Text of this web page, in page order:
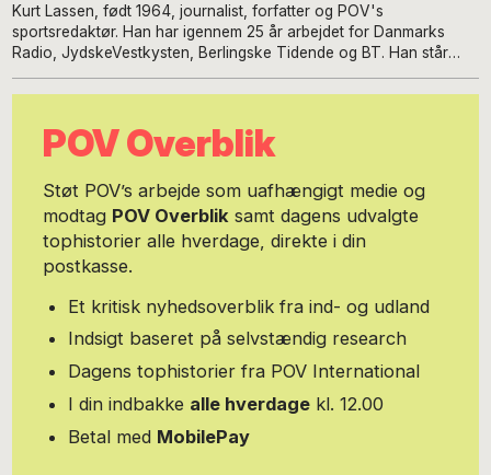
Kurt Lassen, født 1964, journalist, forfatter og POV's
sportsredaktør. Han har igennem 25 år arbejdet for Danmarks
Radio, JydskeVestkysten, Berlingske Tidende og BT. Han står
Gravesen, Nicklas Bendtner, Anders Dahl-Nielsen, Thomas Evers
Olsen og Caroline Wozniacki.
POV Overblik
Støt POV’s arbejde som uafhængigt medie og
modtag POV Overblik samt dagens udvalgte
tophistorier alle hverdage, direkte i din
postkasse.
Et kritisk nyhedsoverblik fra ind- og udland
Indsigt baseret på selvstændig research
Dagens tophistorier fra POV International
I din indbakke alle hverdage kl. 12.00
Betal med MobilePay